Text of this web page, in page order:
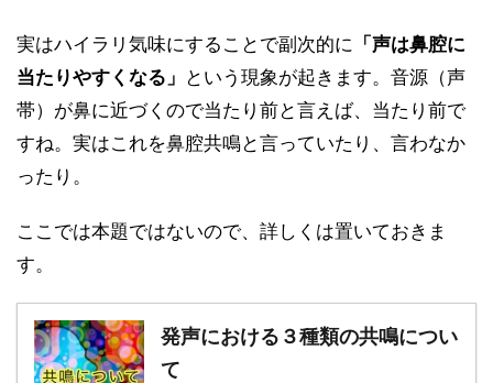
実はハイラリ気味にすることで副次的に 「声は鼻腔に
当たりやすくなる」 という現象が起きます。音源（声
帯）が鼻に近づくので当たり前と言えば、当たり前で
すね。実はこれを鼻腔共鳴と言っていたり、言わなか
ったり。
ここでは本題ではないので、詳しくは置いておきま
す。
発声における３種類の共鳴につい
て